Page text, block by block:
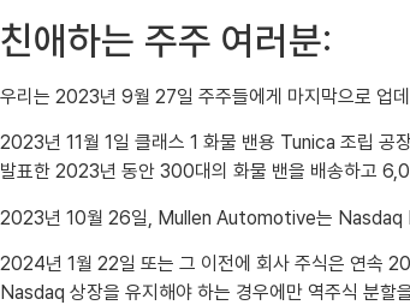
친애하는 주주 여러분:
우리는 2023년 9월 27일 주주들에게 마지막으로 업
2023년 11월 1일 클래스 1 화물 밴용 Tunica 조립 공
발표한 2023년 동안 300대의 화물 밴을 배송하고
2023년 10월 26일, Mullen Automotive는 Nasdaq
2024년 1월 22일 또는 그 이전에 회사 주식은 연속
Nasdaq 상장을 유지해야 하는 경우에만 역주식 분할